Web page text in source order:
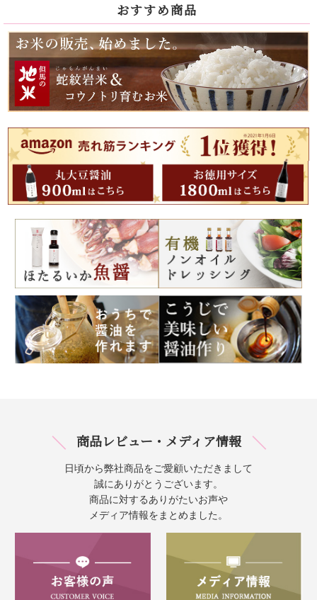
おすすめ商品
商品レビュー・メディア情報
日頃から弊社商品をご愛顧いただきまして
誠にありがとうございます。
商品に対するありがたいお声や
メディア情報をまとめました。